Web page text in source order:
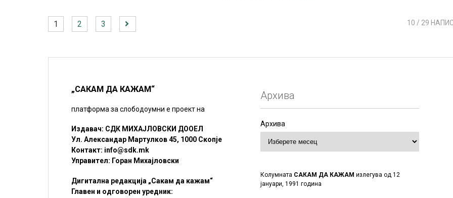
1 2 3 10 / 29
„САКАМ ДА КАЖАМ“
платформа за слободоумни е проект на
Издавач: СДК МИХАЈЛОВСКИ ДООЕЛ
Ул. Александар Мартулков 45, 1000 Скопје
Контакт: info@sdk.mk
Управител: Горан Михајловски
Дигитална редакција „Сакам да кажам“
Главен и одговорен уредник:
Архива
Архива
Колумната САКАМ ДА КАЖАМ излегува од 12
јануари, 1991 година